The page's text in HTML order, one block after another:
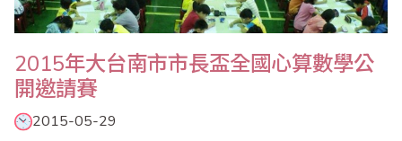
2015年大台南市市長盃全國心算數學公
開邀請賽
2015-05-29